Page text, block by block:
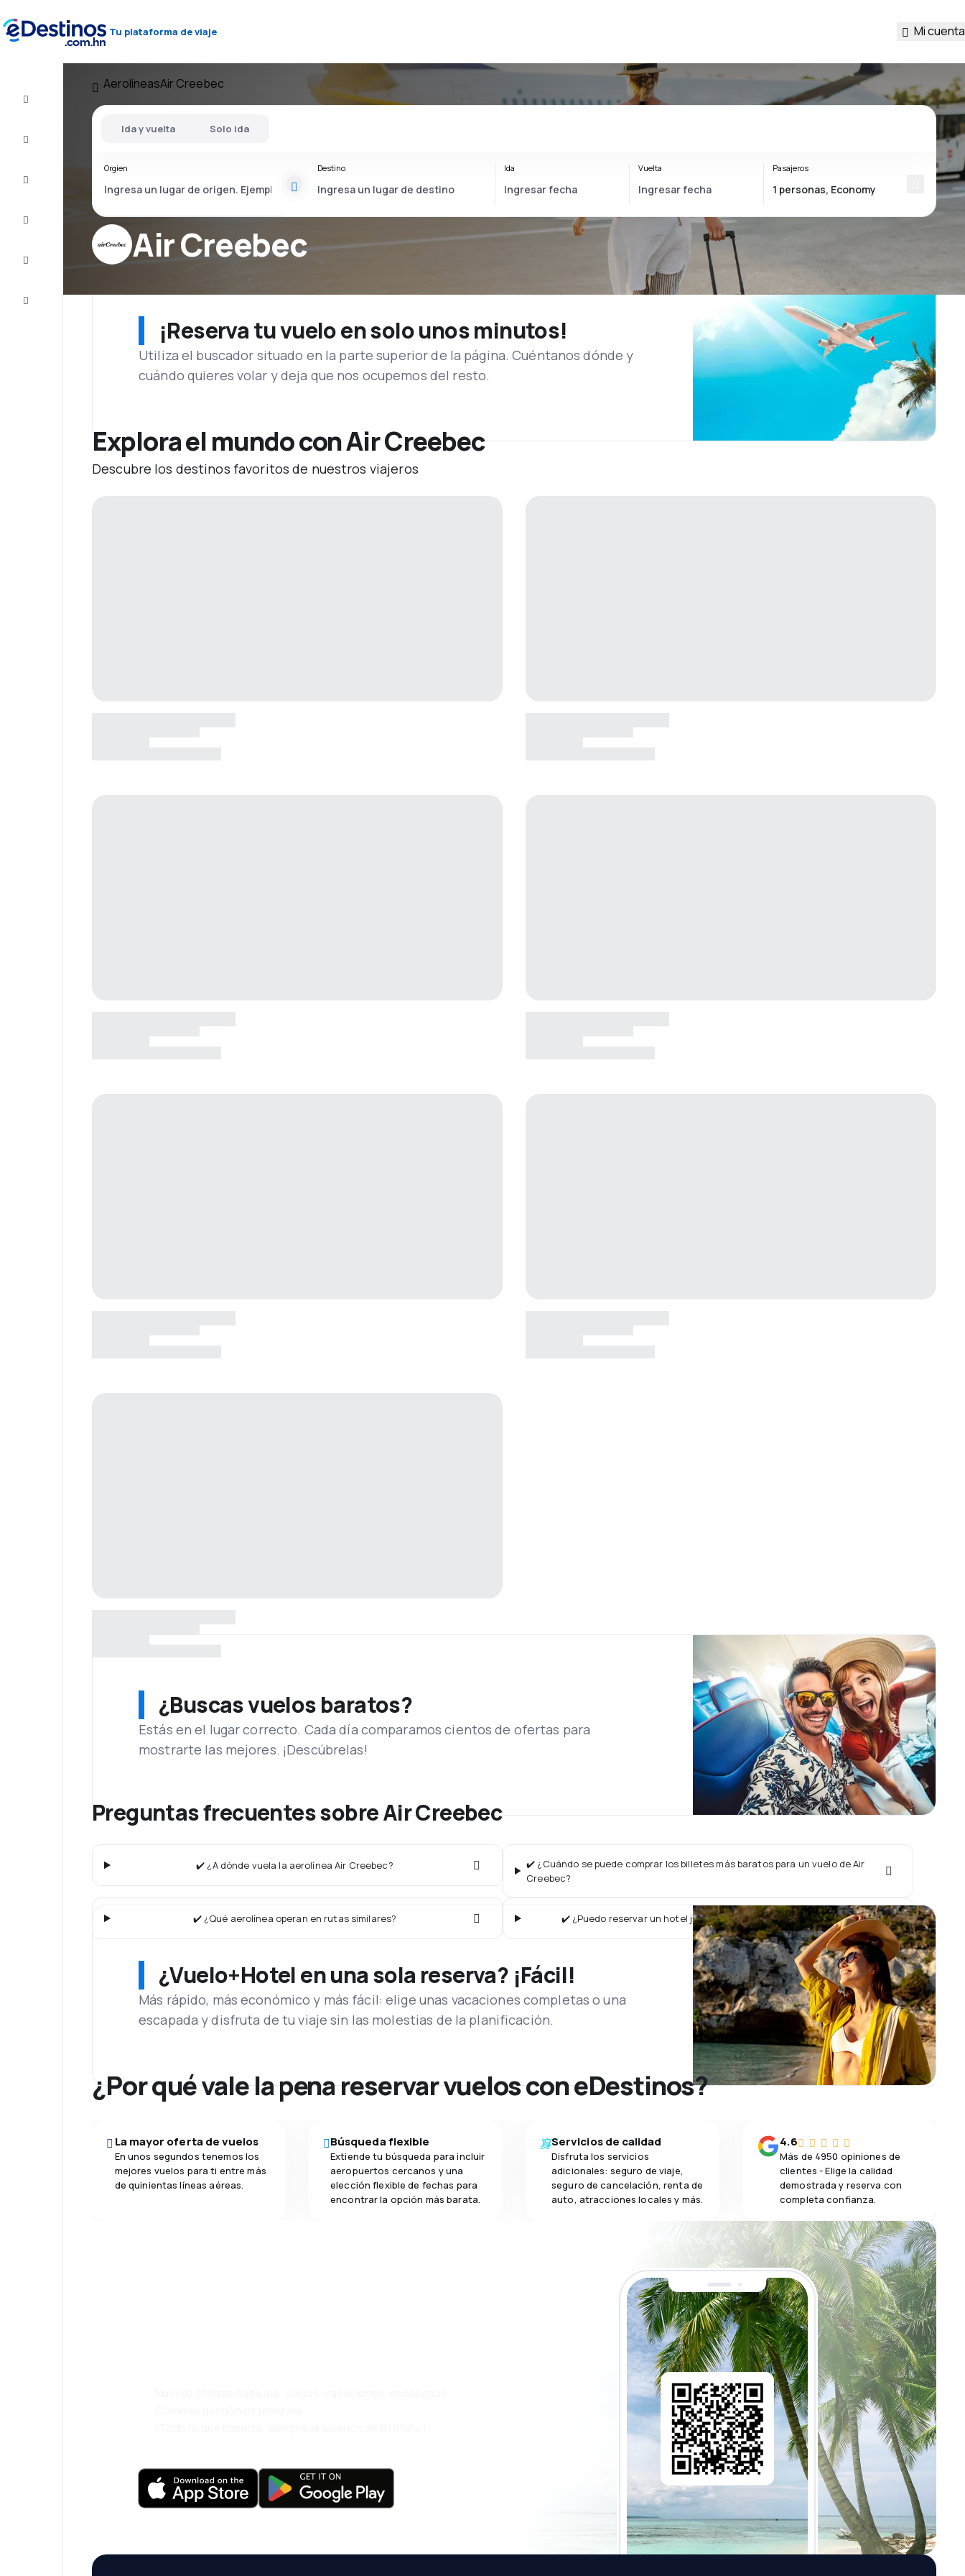
Tu plataforma de viaje Mi cuenta
Atención
AerolíneasAir Creebec
Air Creebec
Ida y vuelta Solo ida
Orgien Destino Ida Vuelta Pasajeros
¡Reserva tu vuelo en solo unos minutos!
Utiliza el buscador situado en la parte superior de la página. Cuéntanos dónde y
cuándo quieres volar y deja que nos ocupemos del resto.
Explora el mundo con Air Creebec
Descubre los destinos favoritos de nuestros viajeros
¿Buscas vuelos baratos?
Estás en el lugar correcto. Cada día comparamos cientos de ofertas para
mostrarte las mejores. ¡Descúbrelas!
Preguntas frecuentes sobre Air Creebec
✔️ ¿A dónde vuela la aerolínea Air Creebec?
✔️ ¿Cuándo se puede comprar los billetes más baratos para un vuelo de Air
Creebec?
✔️ ¿Qué aerolínea operan en rutas similares? ✔️ ¿Puedo reservar un hotel junto con un vuelo de Air Creebec?
¿Vuelo+Hotel en una sola reserva? ¡Fácil!
Más rápido, más económico y más fácil: elige unas vacaciones completas o una
escapada y disfruta de tu viaje sin las molestias de la planificación.
¿Por qué vale la pena reservar vuelos con eDestinos?
La mayor oferta de vuelos
En unos segundos tenemos los
mejores vuelos para ti entre más
de quinientas líneas aéreas.
Búsqueda flexible
Extiende tu búsqueda para incluir
aeropuertos cercanos y una
elección flexible de fechas para
encontrar la opción más barata.
Servicios de calidad
Disfruta los servicios
adicionales: seguro de viaje,
seguro de cancelación, renta de
auto, atracciones locales y más.
4.6
Más de 4950 opiniones de
clientes - Elige la calidad
demostrada y reserva con
completa confianza.